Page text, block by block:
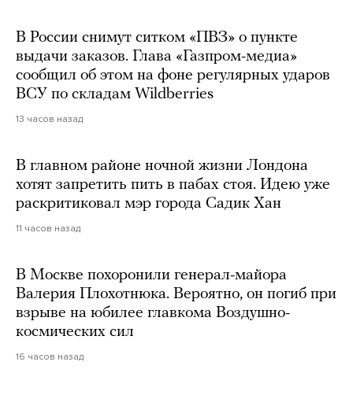
В России снимут ситком «ПВЗ» о пункте
выдачи заказов. Глава «Газпром-медиа»
сообщил об этом на фоне регулярных ударов
ВСУ по складам Wildberries
13 часов назад
В главном районе ночной жизни Лондона
хотят запретить пить в пабах стоя. Идею уже
раскритиковал мэр города Садик Хан
11 часов назад
В Москве похоронили генерал-майора
Валерия Плохотнюка. Вероятно, он погиб при
взрыве на юбилее главкома Воздушно-
космических сил
16 часов назад